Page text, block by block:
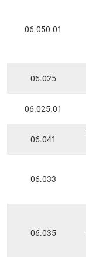
06.050.01
06.025
06.025.01
06.041
06.033
06.035